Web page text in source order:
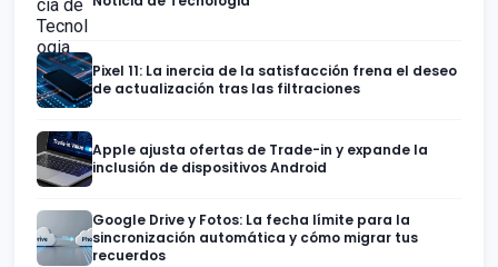
Pixel 11: La inercia de la satisfacción frena el deseo
de actualización tras las filtraciones
Apple ajusta ofertas de Trade-in y expande la
inclusión de dispositivos Android
Google Drive y Fotos: La fecha límite para la
sincronización automática y cómo migrar tus
recuerdos